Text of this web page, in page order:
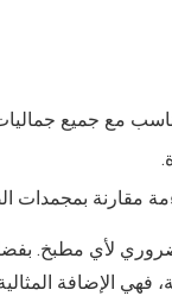
مع جميع
مقارنة بمجمدات
300 لتر انفرتر ديجيتال
فهي الإضافة